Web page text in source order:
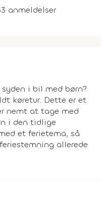
anmeldelser
i bil med børn?
køretur. Dette er et
nemt at tage med
i den tidlige
et ferietema, så
allerede